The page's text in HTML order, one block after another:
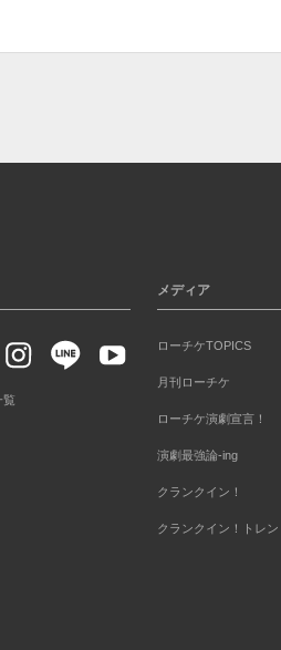
覧
メディア
ローチケTOPICS
月刊ローチケ
ローチケ演劇宣言！
演劇最強論-ing
クランクイン！
クランクイン！トレン